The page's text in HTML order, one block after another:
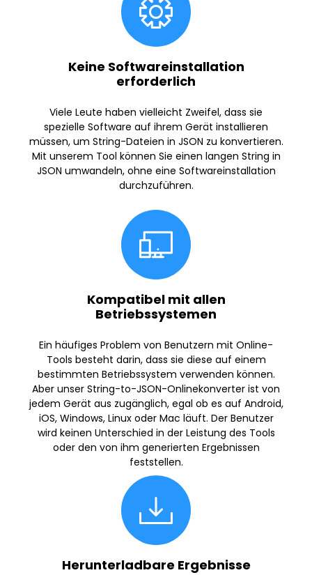
Keine Softwareinstallation
erforderlich
Viele Leute haben vielleicht Zweifel, dass sie
spezielle Software auf ihrem Gerät installieren
müssen, um String-Dateien in JSON zu konvertieren.
Mit unserem Tool können Sie einen langen String in
JSON umwandeln, ohne eine Softwareinstallation
durchzuführen.
Kompatibel mit allen
Betriebssystemen
Ein häufiges Problem von Benutzern mit Online-
Tools besteht darin, dass sie diese auf einem
bestimmten Betriebssystem verwenden können.
Aber unser String-to-JSON-Onlinekonverter ist von
jedem Gerät aus zugänglich, egal ob es auf Android,
iOS, Windows, Linux oder Mac läuft. Der Benutzer
wird keinen Unterschied in der Leistung des Tools
oder den von ihm generierten Ergebnissen
feststellen.
Herunterladbare Ergebnisse